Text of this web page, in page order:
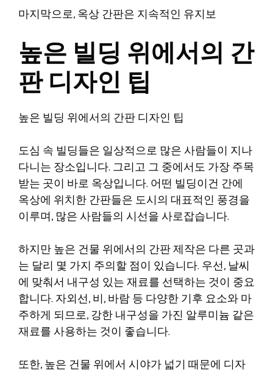
마지막으로, 옥상 간판은 지속적인 유지보
높은 빌딩 위에서의 간
판 디자인 팁
높은 빌딩 위에서의 간판 디자인 팁
도심 속 빌딩들은 일상적으로 많은 사람들이 지나
다니는 장소입니다. 그리고 그 중에서도 가장 주목
받는 곳이 바로 옥상입니다. 어떤 빌딩이건 간에
옥상에 위치한 간판들은 도시의 대표적인 풍경을
이루며, 많은 사람들의 시선을 사로잡습니다.
하지만 높은 건물 위에서의 간판 제작은 다른 곳과
는 달리 몇 가지 주의할 점이 있습니다. 우선, 날씨
에 맞춰서 내구성 있는 재료를 선택하는 것이 중요
합니다. 자외선, 비, 바람 등 다양한 기후 요소와 마
주하게 되므로, 강한 내구성을 가진 알루미늄 같은
재료를 사용하는 것이 좋습니다.
또한, 높은 건물 위에서 시야가 넓기 때문에 디자